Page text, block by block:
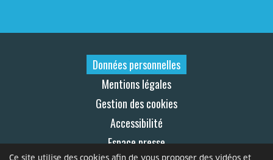
Ce site utilise des cookies afin de vous proposer des vidéos et
Données personnelles
Mentions légales
Gestion des cookies
Accessibilité
Espace presse